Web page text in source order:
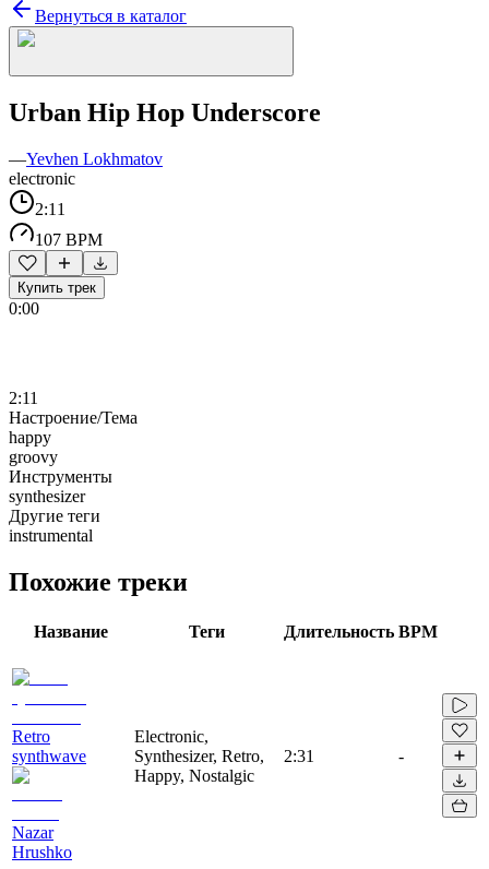
Вернуться в каталог
Urban Hip Hop Underscore
—Yevhen Lokhmatov
electronic
2:11
107 BPM
Купить трек
0:00
2:11
Настроение/Тема
happy
groovy
Инструменты
synthesizer
Другие теги
instrumental
Похожие треки
Название Теги Длительность BPM
Retro
synthwave
Nazar
Hrushko
Electronic,
Synthesizer, Retro,
Happy, Nostalgic
2:31 -